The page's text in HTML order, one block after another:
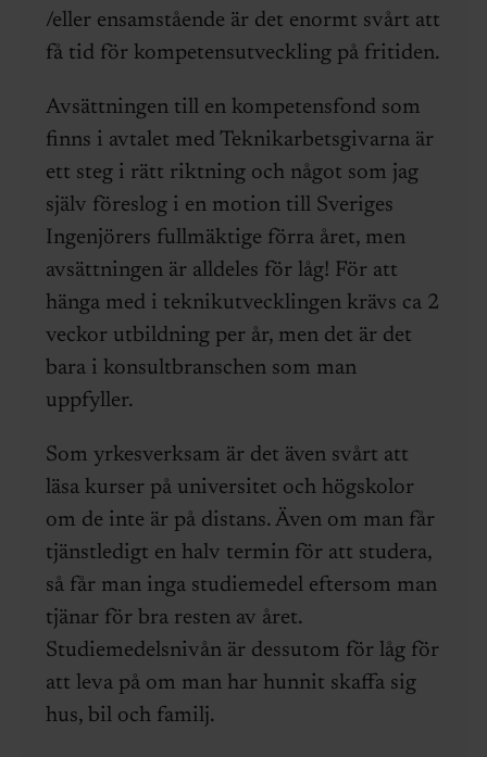
/eller ensamstående är det enormt svårt att
få tid för kompetensutveckling på fritiden.
Avsättningen till en kompetensfond som
finns i avtalet med Teknikarbetsgivarna är
ett steg i rätt riktning och något som jag
själv föreslog i en motion till Sveriges
Ingenjörers fullmäktige förra året, men
avsättningen är alldeles för låg! För att
hänga med i teknikutvecklingen krävs ca 2
veckor utbildning per år, men det är det
bara i konsultbranschen som man
uppfyller.
Som yrkesverksam är det även svårt att
läsa kurser på universitet och högskolor
om de inte är på distans. Även om man får
tjänstledigt en halv termin för att studera,
så får man inga studiemedel eftersom man
tjänar för bra resten av året.
Studiemedelsnivån är dessutom för låg för
att leva på om man har hunnit skaffa sig
hus, bil och familj.